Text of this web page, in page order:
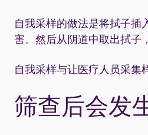
自我采样的做法是将拭子插
害。然后从阴道中取出拭子
自我采样与让医疗人员采集
筛查后会发